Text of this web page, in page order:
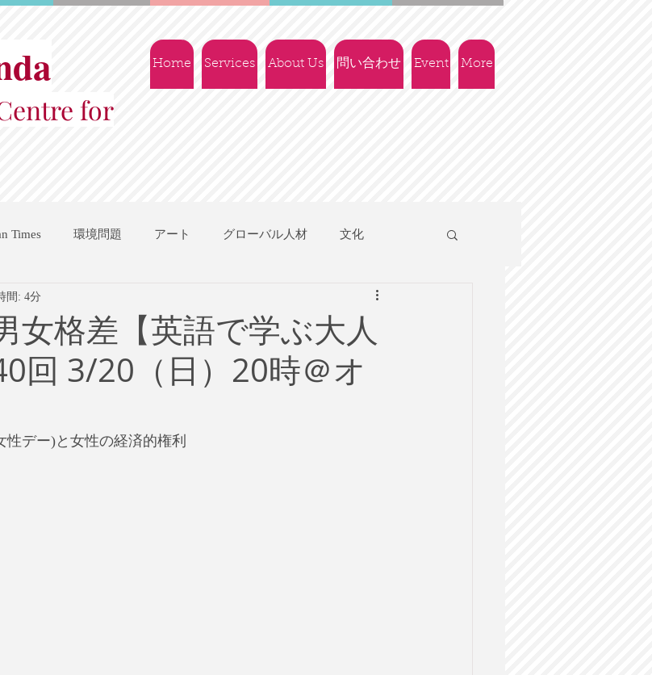
for
Home Services About Us 問い合わせ Event More
Times 環境問題 アート グローバル人材 文化
地域振興 社会政策
リスク ブランド 新型コロナウイルス
女格差【英語で学ぶ大人
回 3/20（日）20時＠オ
間: 4分
性デー)と女性の経済的権利